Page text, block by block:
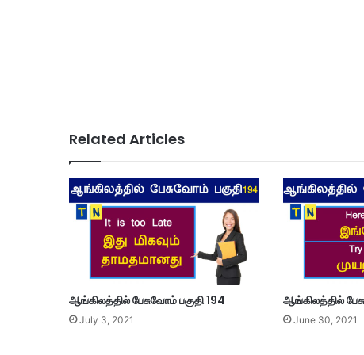
Related Articles
ஆங்கிலத்தில் பேசுவோம் பகுதி 194
July 3, 2021
ஆங்கிலத்தில்
June 30, 2021